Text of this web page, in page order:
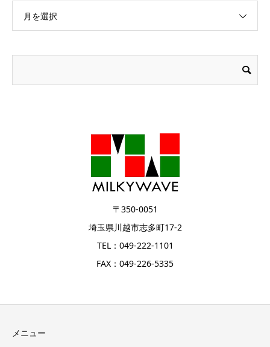
月を選択
〒350-0051
埼玉県川越市志多町17-2
TEL：049-222-1101
FAX：049-226-5335
メニュー